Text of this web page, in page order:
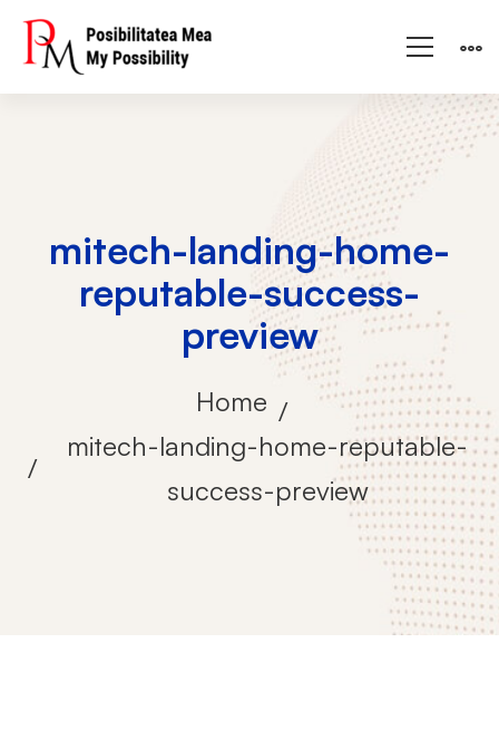
mitech-landing-home-
reputable-success-
preview
Home
mitech-landing-home-reputable-
success-preview